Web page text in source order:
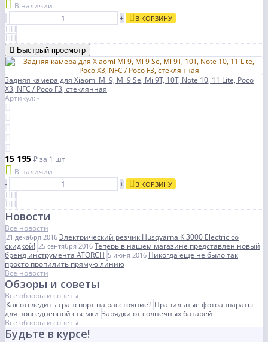
В наличии
-
+ В КОРЗИНУ
Быстрый просмотр
Задняя камера для Xiaomi Mi 9, Mi 9 Se, Mi 9T, 10T, Note 10, 11 Lite, Poco
X3, NFC / Poco F3, стеклянная
Артикул: -
15 195 ₽за 1 шт
В наличии
-
+ В КОРЗИНУ
Новости
Все новости
21 декабря 2016 Электрический резчик Husqvarna K 3000 Electric со
скидкой! 25 сентября 2016 Теперь в нашем магазине представлен новый
бренд инструмента ATORCH 5 июня 2016 Никогда еще не было так
просто пропилить прямую линию
Все новости
Обзоры и советы
Все обзоры и советы
Как отследить транспорт на расстояние? Правильные фотоаппараты
для повседневной съемки Зарядки от солнечных батарей
Все обзоры и советы
Будьте в курсе!